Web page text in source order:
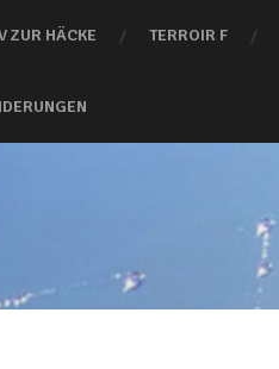
ZUR HÄCKE TERROIR F